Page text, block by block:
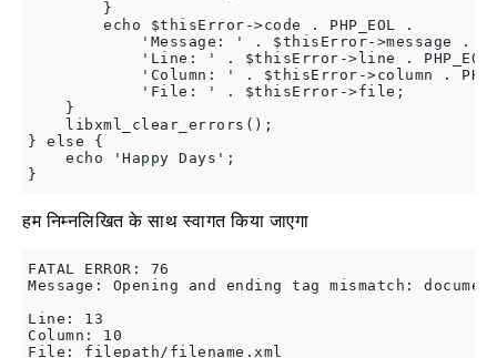
        }
        echo $thisError->code . PHP_EOL .
'Message: ' . $thisError->message .
'Line: ' . $thisError->line . PHP_EOL
'Column: ' . $thisError->column .
            'File: ' . $thisError->file;
    }
    libxml_clear_errors();
} else {
    echo 'Happy Days';
हम निम्नलिखित के साथ स्वागत किया जाएगा
FATAL ERROR: 76
Message: Opening and ending tag mismatch:
Line: 13
Column: 10